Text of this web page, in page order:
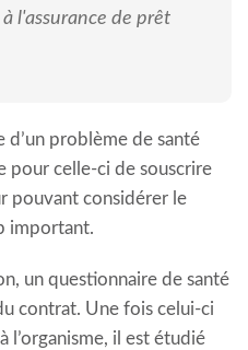
l'assurance de prêt
d’un problème de santé
pour celle-ci de souscrire
pouvant considérer le
important.
un questionnaire de santé
contrat. Une fois celui-ci
l’organisme, il est étudié